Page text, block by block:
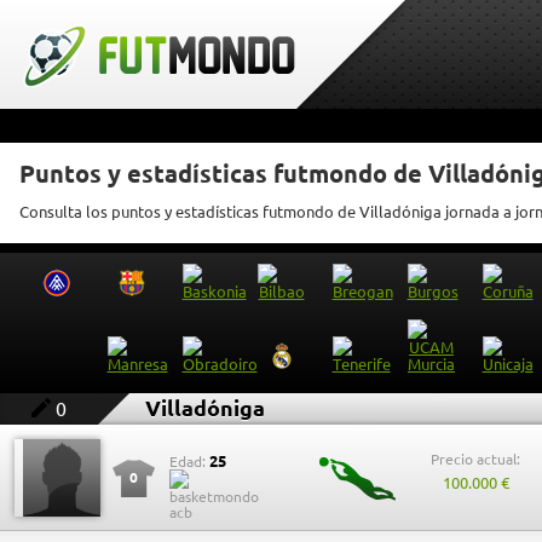
Puntos y estadísticas futmondo de
Consulta los puntos y estadísticas futmondo de Villadóniga jornada a
0 Villadóniga
0
Edad: 25 Precio actual:
100.000 €